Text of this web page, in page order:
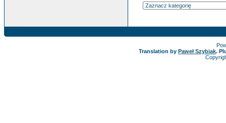
Translation by Paweł Szybiak.